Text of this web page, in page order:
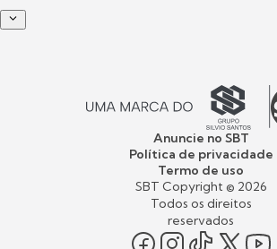
Anuncie no SBT
Política de privacidade
Termo de uso
SBT Copyright © 2026
Todos os direitos
reservados